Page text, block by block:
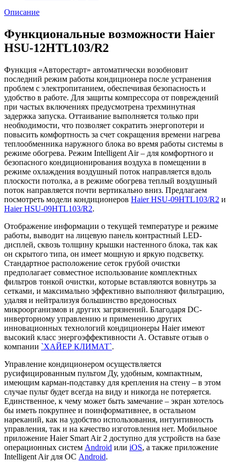
Описание
Функциональные возможности Haier
HSU-12HTL103/R2
Функция «Авторестарт» автоматически возобновит
последний режим работы кондиционера после устранения
проблем с электропитанием, обеспечивая безопасность и
удобство в работе. Для защиты компрессора от повреждений
при частых включениях предусмотрена трехминутная
задержка запуска. Оттаивание выполняется только при
необходимости, что позволяет сократить энергопотери и
повысить комфортность за счет сокращения времени нагрева
теплообменника наружного блока во время работы системы в
режиме обогрева. Режим Intelligent Air – для комфортного и
безопасного кондиционирования воздуха в помещении в
режиме охлаждения воздушный поток направляется вдоль
плоскости потолка, а в режиме обогрева теплый воздушный
поток направляется почти вертикально вниз. Предлагаем
посмотреть модели кондиционеров Haier HSU-09HTL103/R2 и
Haier HSU-09HTL103/R2.
Отображение информации о текущей температуре и режиме
работы, выводит на лицевую панель контрастный LED-
дисплей, сквозь толщину крышки настенного блока, так как
он скрытого типа, он имеет мощную и яркую подсветку.
Стандартное расположение сеток грубой очистки
предполагает совместное использование комплектных
фильтров тонкой очистки, которые вставляются вовнутрь за
сетками, и максимально эффективно выполняют фильтрацию,
удаляя и нейтрализуя большинство вредоносных
микроорганизмов и других загрязнений. Благодаря DC-
инверторному управлению и применению других
инновационных технологий кондиционеры Haier имеют
высокий класс энергоэффективности А. Оставьте отзыв о
компании `ХАЙЕР КЛИМАТ`.
Управление кондиционером осуществляется
русифицированным пультом Ду, удобным, компактным,
имеющим карман-подставку для крепления на стену – в этом
случае пульт будет всегда на виду и никогда не потеряется.
Единственное, к чему может быть замечание – экран хотелось
бы иметь покрупнее и поинформативнее, в остальном
нареканий, как на удобство использования, интуитивность
управления, так и на качество изготовления нет. Мобильное
приложение Haier Smart Air 2 доступно для устройств на базе
операционных систем Android или iOS, а также приложение
Intelligent Air для ОС Android.